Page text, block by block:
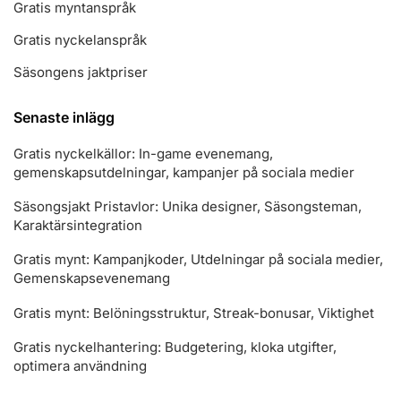
Gratis myntanspråk
Gratis nyckelanspråk
Säsongens jaktpriser
Senaste inlägg
Gratis nyckelkällor: In-game evenemang,
gemenskapsutdelningar, kampanjer på sociala medier
Säsongsjakt Pristavlor: Unika designer, Säsongsteman,
Karaktärsintegration
Gratis mynt: Kampanjkoder, Utdelningar på sociala medier,
Gemenskapsevenemang
Gratis mynt: Belöningsstruktur, Streak-bonusar, Viktighet
Gratis nyckelhantering: Budgetering, kloka utgifter,
optimera användning